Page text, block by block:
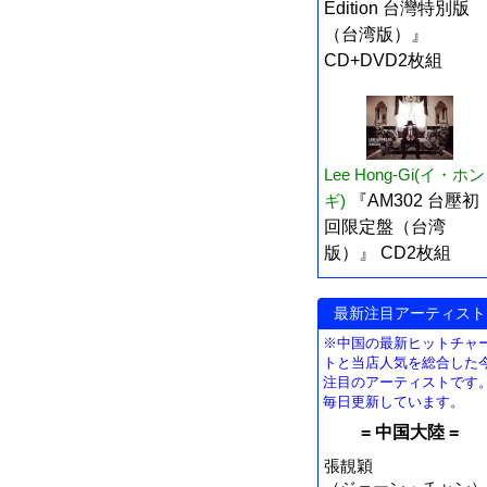
Edition 台灣特別版
（台湾版）』
CD+DVD2枚組
Lee Hong-Gi(イ・ホン
ギ)
『AM302 台壓初
回限定盤（台湾
版）』 CD2枚組
最新注目アーティスト
※中国の最新ヒットチャ
トと当店人気を総合した
注目のアーティストです。
毎日更新しています。
= 中国大陸 =
張靚穎